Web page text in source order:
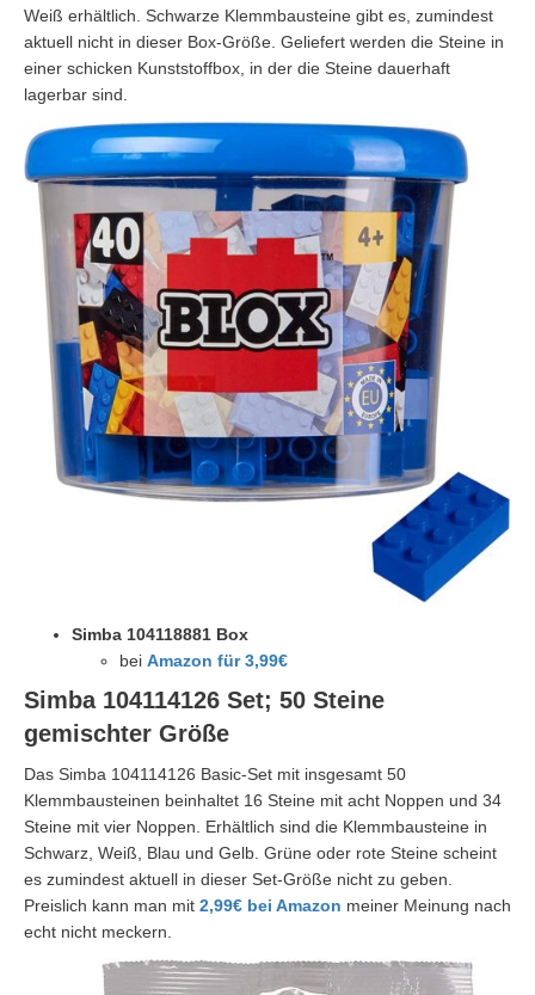
Weiß erhältlich. Schwarze Klemmbausteine gibt es, zumindest
aktuell nicht in dieser Box-Größe. Geliefert werden die Steine in
einer schicken Kunststoffbox, in der die Steine dauerhaft
lagerbar sind.
Simba 104118881 Box
bei Amazon für 3,99€
Simba 104114126 Set; 50 Steine
gemischter Größe
Das Simba 104114126 Basic-Set mit insgesamt 50
Klemmbausteinen beinhaltet 16 Steine mit acht Noppen und 34
Steine mit vier Noppen. Erhältlich sind die Klemmbausteine in
Schwarz, Weiß, Blau und Gelb. Grüne oder rote Steine scheint
es zumindest aktuell in dieser Set-Größe nicht zu geben.
Preislich kann man mit 2,99€ bei Amazon meiner Meinung nach
echt nicht meckern.